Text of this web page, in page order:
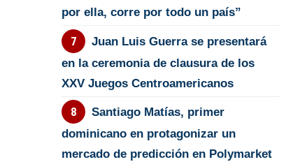
por ella, corre por todo un país”
Juan Luis Guerra se presentará
en la ceremonia de clausura de los
XXV Juegos Centroamericanos
Santiago Matías, primer
dominicano en protagonizar un
mercado de predicción en Polymarket